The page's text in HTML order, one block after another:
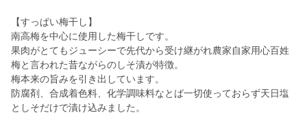
【すっぱい梅干し】
南高梅を中心に使用した梅干しです。
果肉がとてもジューシーで先代から受け継がれ農家自家用心百姓
梅と言われた昔ながらのしそ漬が特徴。
梅本来の旨みを引き出しています。
防腐剤、合成着色料、化学調味料なとば一切使っておらず天日塩
としそだけで漬け込みました。